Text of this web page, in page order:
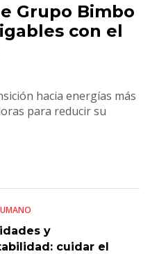
Grupo Bimbo
con el
hacia energías más
para reducir su
y
cuidar el